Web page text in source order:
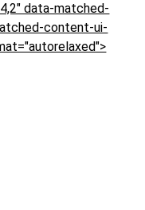
data-matched-
content-ui-